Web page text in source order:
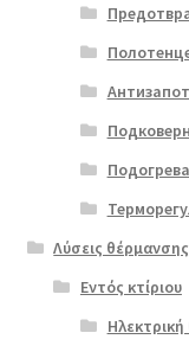
Λύσεις
Εντός κτίριου